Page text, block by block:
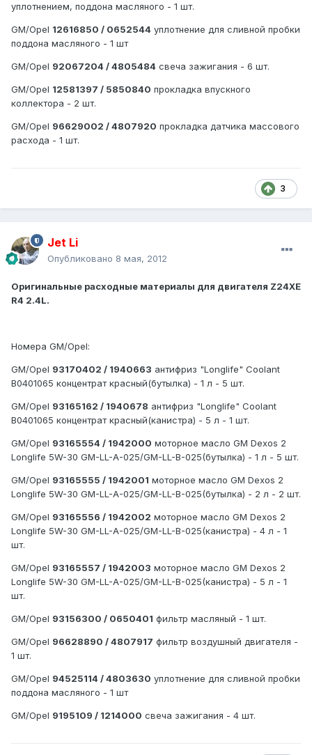
уплотнением, поддона масляного - 1 шт.
GM/Opel 12616850 / 0652544 уплотнение для сливной пробки
поддона масляного - 1 шт
GM/Opel 92067204 / 4805484 свеча зажигания - 6 шт.
GM/Opel 12581397 / 5850840 прокладка впускного
коллектора - 2 шт.
GM/Opel 96629002 / 4807920 прокладка датчика массового
расхода - 1 шт.
3
Jet Li
Опубликовано 8 мая, 2012
Оригинальные расходные материалы для двигателя Z24XE
R4 2.4L.
Номера GM/Opel:
GM/Opel 93170402 / 1940663 антифриз "Longlife" Coolant
B0401065 концентрат красный(бутылка) - 1 л - 5 шт.
GM/Opel 93165162 / 1940678 антифриз "Longlife" Coolant
B0401065 концентрат красный(канистра) - 5 л - 1 шт.
GM/Opel 93165554 / 1942000 моторное масло GM Dexos 2
Longlife 5W-30 GM-LL-A-025/GM-LL-B-025(бутылка) - 1 л - 5 шт.
GM/Opel 93165555 / 1942001 моторное масло GM Dexos 2
Longlife 5W-30 GM-LL-A-025/GM-LL-B-025(бутылка) - 2 л - 2 шт.
GM/Opel 93165556 / 1942002 моторное масло GM Dexos 2
Longlife 5W-30 GM-LL-A-025/GM-LL-B-025(канистра) - 4 л - 1
шт.
GM/Opel 93165557 / 1942003 моторное масло GM Dexos 2
Longlife 5W-30 GM-LL-A-025/GM-LL-B-025(канистра) - 5 л - 1
шт.
GM/Opel 93156300 / 0650401 фильтр масляный - 1 шт.
GM/Opel 96628890 / 4807917 фильтр воздушный двигателя -
1 шт.
GM/Opel 94525114 / 4803630 уплотнение для сливной пробки
поддона масляного - 1 шт
GM/Opel 9195109 / 1214000 свеча зажигания - 4 шт.